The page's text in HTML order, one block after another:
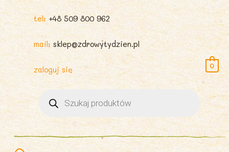
tel: +48 509 800 962
mail: sklep@zdrowytydzien.pl
zaloguj się
produktów
0